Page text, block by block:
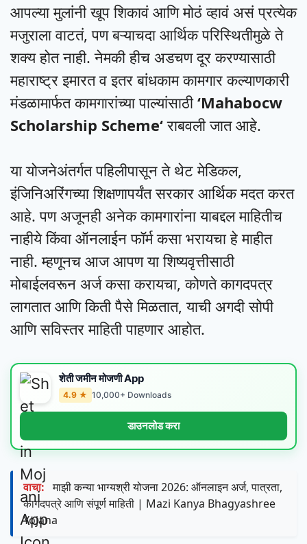
आपल्या मुलांनी खूप शिकावं आणि मोठं व्हावं असं प्रत्येक
मजुराला वाटतं, पण बऱ्याचदा आर्थिक परिस्थितीमुळे ते
शक्य होत नाही. नेमकी हीच अडचण दूर करण्यासाठी
महाराष्ट्र इमारत व इतर बांधकाम कामगार कल्याणकारी
मंडळामार्फत कामगारांच्या पाल्यांसाठी‘Mahabocw
Scholarship Scheme‘राबवली जात आहे.
या योजनेअंतर्गत पहिलीपासून ते थेट मेडिकल,
इंजिनिअरिंगच्या शिक्षणापर्यंत सरकार आर्थिक मदत करत
आहे. पण अजूनही अनेक कामगारांना याबद्दल माहितीच
नाहीये किंवा ऑनलाईन फॉर्म कसा भरायचा हे माहीत
नाही. म्हणूनच आज आपण या शिष्यवृत्तीसाठी
मोबाईलवरून अर्ज कसा करायचा, कोणते कागदपत्र
लागतात आणि किती पैसे मिळतात, याची अगदी सोपी
आणि सविस्तर माहिती पाहणार आहोत.
शेती जमीन मोजणी App
4.9 ★ 10,000+ Downloads
डाउनलोड करा
वाचा: माझी कन्या भाग्यश्री योजना 2026: ऑनलाइन अर्ज, पात्रता,
कागदपत्रे आणि संपूर्ण माहिती | Mazi Kanya Bhagyashree
Yojana